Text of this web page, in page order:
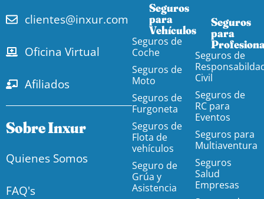
clientes@inxur.com
Oficina Virtual
Afiliados
Sobre Inxur
Quienes Somos
FAQ's
Seguros
para
Vehículos​
Seguros de
Coche
Seguros de
Moto
Seguros de
Furgoneta
Seguros de
Flota de
vehículos
Seguro de
Grúa y
Asistencia
Seguros
para
Seguros de
Civil
Seguros de
RC para
Eventos
Seguros para
Multiaventura
Seguros
Salud
Empresas